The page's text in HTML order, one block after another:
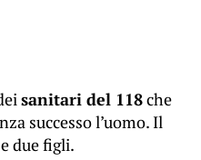
sanitari del 118che
successo l’uomo. Il
due figli.